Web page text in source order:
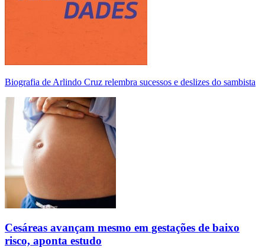
Biografia de Arlindo Cruz relembra sucessos e deslizes do sambista
Cesáreas avançam mesmo em gestações de baixo
risco, aponta estudo